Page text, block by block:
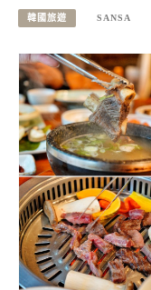
韓國旅遊 SANSA